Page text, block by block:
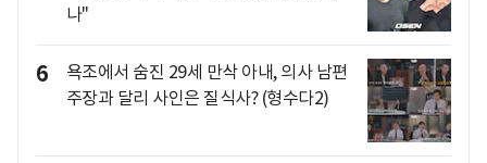
나"
6
욕조에서 숨진 29세 만삭 아내, 의사 남편
주장과 달리 사인은 질식사? (형수다2)